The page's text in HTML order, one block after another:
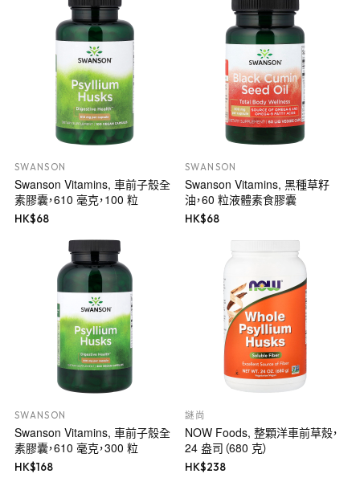
SWANSON
Swanson Vitamins, 車前子殼全
素膠囊，610 毫克，100 粒
HK$68
SWANSON
Swanson Vitamins, 黑種草籽
油，60 粒液體素食膠囊
HK$68
SWANSON
Swanson Vitamins, 車前子殼全
素膠囊，610 毫克，300 粒
HK$168
謎尚
NOW Foods, 整顆洋車前草殼，
24 盎司（680 克）
HK$238